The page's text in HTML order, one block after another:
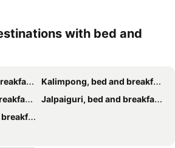
with bed and
Kalimpong, bed and breakfasts
Jalpaiguri, bed and breakfasts